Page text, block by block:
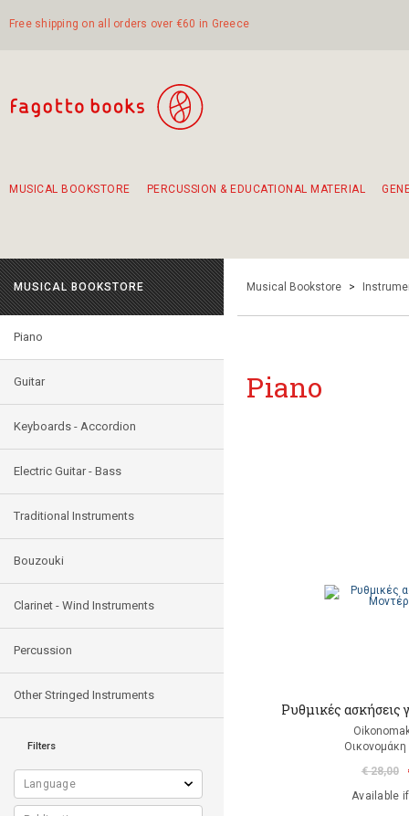
Free shipping on all orders over €60 in Greece
MUSICAL BOOKSTORE PERCUSSION & EDUCATIONAL MATERIAL
MUSICAL BOOKSTORE
Piano
Guitar
Keyboards - Accordion
Electric Guitar - Bass
Traditional Instruments
Bouzouki
Clarinet - Wind Instruments
Percussion
Other Stringed Instruments
Filters
Musical Bookstore >
Piano
Ρυθμικές ασκήσεις
€ 28,00
Available